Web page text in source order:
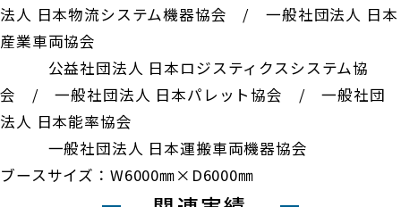
法人 日本物流システム機器協会 / 一般社団法人 日本
産業車両協会
公益社団法人 日本ロジスティクスシステム協
会 / 一般社団法人 日本パレット協会 / 一般社団
法人 日本能率協会
一般社団法人 日本運搬車両機器協会
ブースサイズ：W6000㎜×D6000㎜